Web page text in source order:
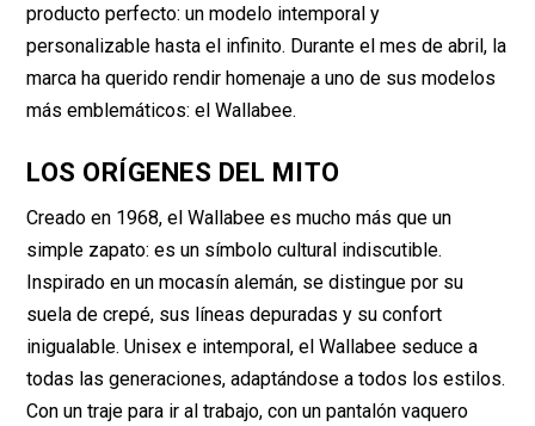
producto perfecto: un modelo intemporal y
personalizable hasta el infinito. Durante el mes de abril, la
marca ha querido rendir homenaje a uno de sus modelos
más emblemáticos: el Wallabee.
LOS ORÍGENES DEL MITO
Creado en 1968, el Wallabee es mucho más que un
simple zapato: es un símbolo cultural indiscutible.
Inspirado en un mocasín alemán, se distingue por su
suela de crepé, sus líneas depuradas y su confort
inigualable. Unisex e intemporal, el Wallabee seduce a
todas las generaciones, adaptándose a todos los estilos.
Con un traje para ir al trabajo, con un pantalón vaquero